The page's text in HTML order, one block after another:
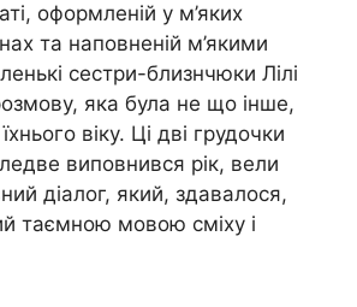
оформленій у м’яких
та наповненій м’якими
сестри-близнчюки Лілі
яка була не що інше,
віку. Ці дві грудочки
виповнився рік, вели
діалог, який, здавалося,
таємною мовою сміху і